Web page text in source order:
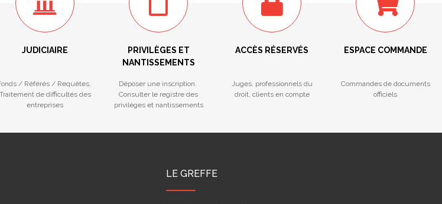
JUDICIAIRE
/ Référés / Requêtes.
Traitement de difficultés des
entreprises
PRIVILÈGES ET
NANTISSEMENTS
Déposer une inscription.
Consulter le registre des
privilèges et nantissements
ACCÈS RÉSERVÉS
Juges, professionnels du
droit, clients en compte
ESPACE COMMANDE
Commandes de documents
officiels
LE GREFFE